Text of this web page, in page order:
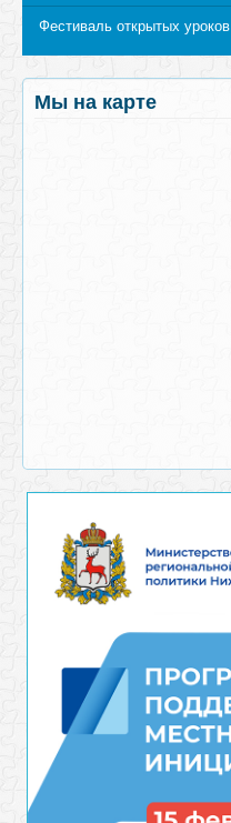
Фестиваль открытых уроков
Мы на карте